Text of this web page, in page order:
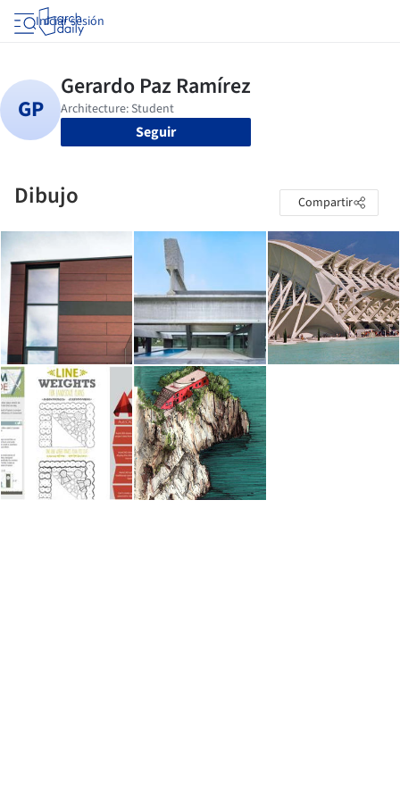
Iniciar sesión
Seguir
Dibujo Compartir